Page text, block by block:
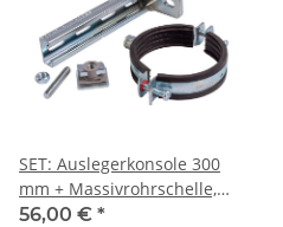
SET: Auslegerkonsole 300
mm + Massivrohrschelle,
Schiebemutter +
56,00 € *